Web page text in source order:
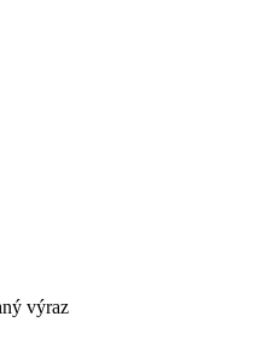
výraz